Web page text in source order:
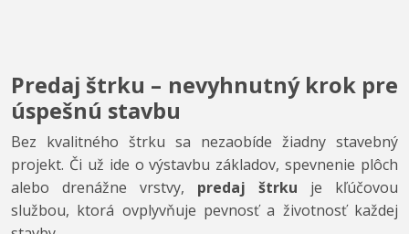
Predaj štrku – nevyhnutný krok pre
úspešnú stavbu
Bez kvalitného štrku sa nezaobíde žiadny stavebný
projekt. Či už ide o výstavbu základov, spevnenie plôch
alebo drenážne vrstvy, predaj štrku je kľúčovou
službou, ktorá ovplyvňuje pevnosť a životnosť každej